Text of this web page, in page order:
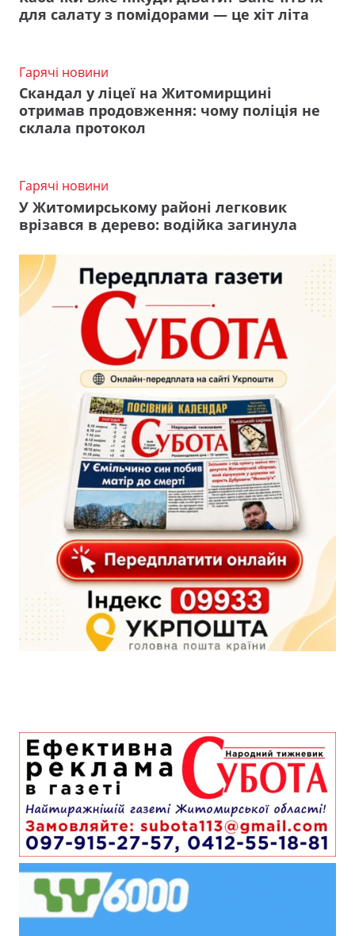
для салату з помідорами — це хіт літа
Гарячі новини
Скандал у ліцеї на Житомирщині
отримав продовження: чому поліція не
склала протокол
Гарячі новини
У Житомирському районі легковик
врізався в дерево: водійка загинула